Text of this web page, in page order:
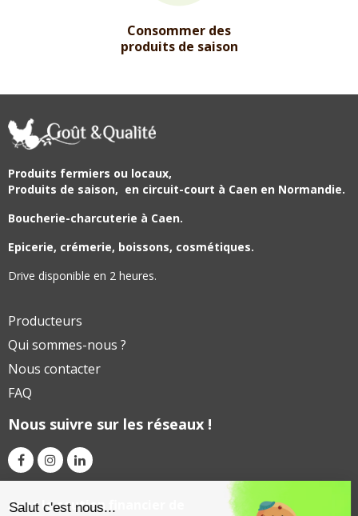
Consommer des
produits de saison
Produits fermiers ou locaux,
Produits de saison, en circuit-court à Caen en Normandie.
Boucherie-charcuterie à Caen.
Epicerie, crémerie, boissons, cosmétiques.
Drive disponible en 2 heures.
Producteurs
Qui sommes-nous ?
Nous contacter
FAQ
Nous suivre sur les réseaux !
Avec le soutien financier de
Salut c'est nous...